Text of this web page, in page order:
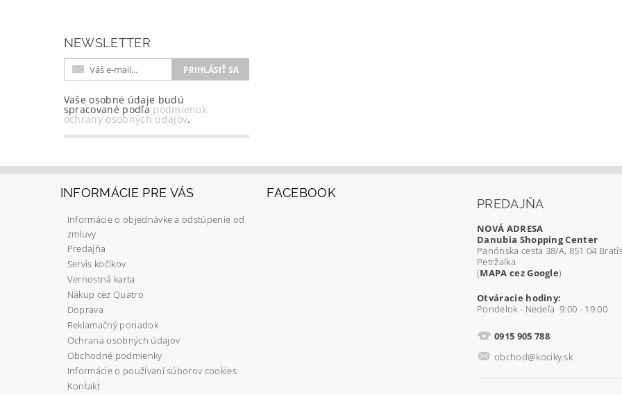
NEWSLETTER
Vaše osobné údaje budú
spracované podľa podmienok
ochrany osobných údajov.
INFORMÁCIE PRE VÁS
Informácie o objednávke a odstúpenie od
zmluvy
Predajňa
Servis kočíkov
Vernostná karta
Nákup cez Quatro
Doprava
Reklamačný poriadok
Ochrana osobných údajov
Obchodné podmienky
Informácie o používaní súborov cookies
Kontakt
FACEBOOK
PREDAJŇA
NOVÁ ADRESA
Danubia Shopping Center
Panónska cesta 38/A, 851 04
Petržalka
(MAPA cez Google)
Otváracie hodiny:
Pondelok - Nedeľa 9:00 - 19:00
0915 905 788
obchod@kociky.sk